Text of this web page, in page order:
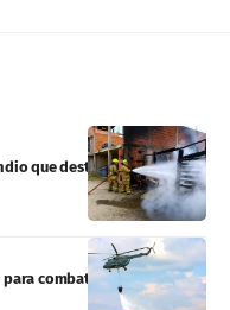
que destruyó por
combatir incendios